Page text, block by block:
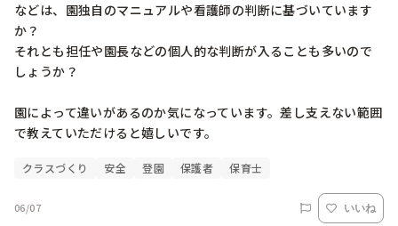
などは、園独自のマニュアルや看護師の判断に基づいています
か？
それとも担任や園長などの個人的な判断が入ることも多いので
しょうか？
園によって違いがあるのか気になっています。差し支えない範囲
で教えていただけると嬉しいです。
クラスづくり 安全 登園 保護者 保育士
06/07 いいね